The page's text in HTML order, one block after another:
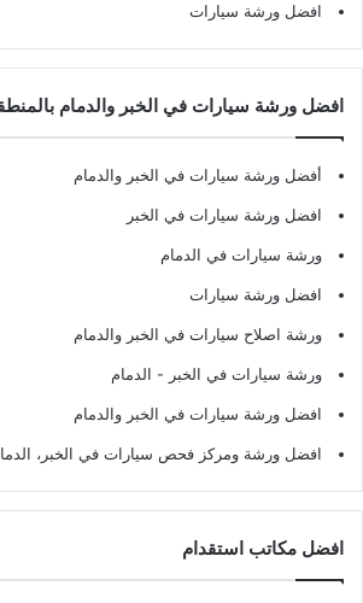
افضل ورشة سيارات
افضل ورشة سيارات في الخبر والدمام
أفضل ورشة سيارات في الخبر والدمام
افضل ورشة سيارات في الخبر
ورشة سيارات في الدمام
افضل ورشة سيارات
ورشة اصلاح سيارات في الخبر والدمام
ورشة سيارات في الخبر - الدمام
افضل ورشة سيارات في الخبر والدمام
افضل ورشة ومركز فحص سيارات في الخبر،
افضل مكاتب استقدام